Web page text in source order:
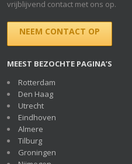
vrijblijvend contact met ons op.
NEEM CONTACT OP
MEEST BEZOCHTE PAGINA’S
Rotterdam
Den Haag
Utrecht
Eindhoven
Almere
Tilburg
Groningen